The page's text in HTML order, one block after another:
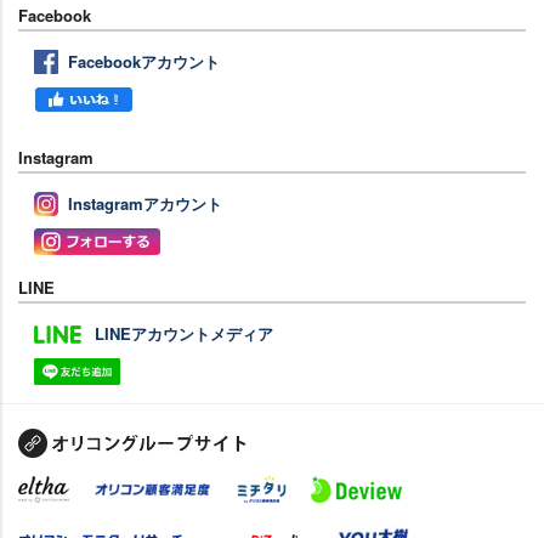
Facebook
Facebookアカウント
Instagram
Instagramアカウント
LINE
LINEアカウントメディア